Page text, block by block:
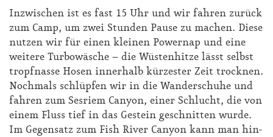
In­zwi­schen ist es fast 15 Uhr und wir fah­ren zu­rück
zum Camp, um zwei Stun­den Pau­se zu ma­chen. Die­se
nut­zen wir für ei­nen klei­nen Power­nap und ei­ne
wei­te­re Tur­bo­wä­sche – die Wüs­ten­hit­ze lässt selbst
tropf­nas­se Ho­sen in­ner­halb kür­zes­ter Zeit trock­nen.
Noch­mals schlüp­fen wir in die Wan­der­schu­he und
fah­ren zum Ses­riem Can­yon, ei­ner Schlucht, die von
ei­nem Fluss tief in das Ge­stein ge­schnit­ten wur­de.
Im Ge­gen­satz zum Fi­sh Ri­ver Can­yon kann man hin­